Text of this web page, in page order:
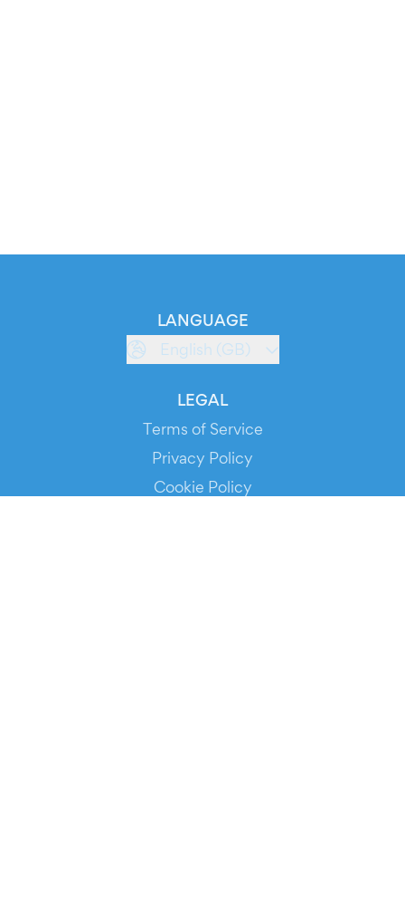
LANGUAGE
English (GB)
LEGAL
Terms of Service
Privacy Policy
Cookie Policy